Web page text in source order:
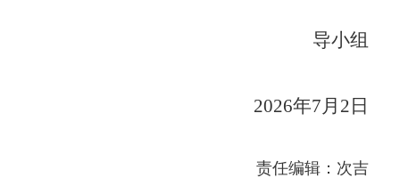
导小组
2026年7月2日
责任编辑：次吉